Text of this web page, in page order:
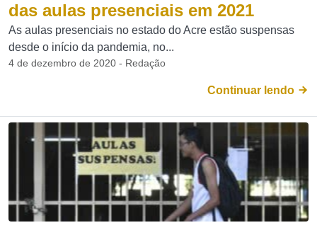
das aulas presenciais em 2021
As aulas presenciais no estado do Acre estão suspensas
desde o início da pandemia, no...
4 de dezembro de 2020 - Redação
Continuar lendo